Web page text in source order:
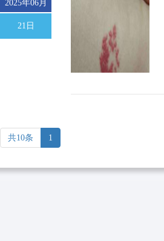
2025年06月
21日
共10条 1